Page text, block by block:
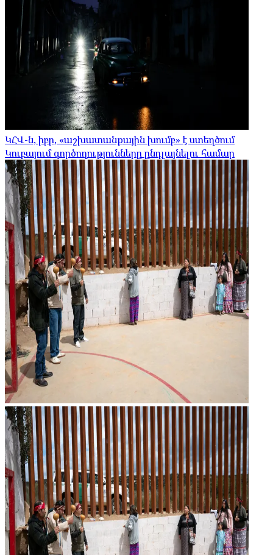
ԿՀՎ-ն, իբր, «աշխատանքային խումբ» է ստեղծում
Կուբայում գործողությունները ընդլայնելու համար